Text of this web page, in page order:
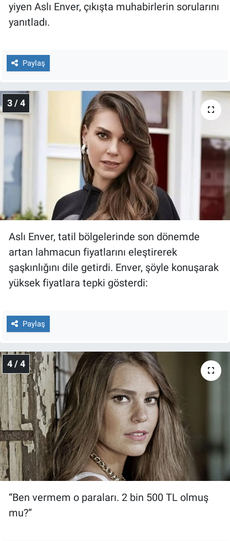
yiyen Aslı Enver, çıkışta muhabirlerin sorularını
yanıtladı.
Paylaş
3 / 4
Aslı Enver, tatil bölgelerinde son dönemde
artan lahmacun fiyatlarını eleştirerek
şaşkınlığını dile getirdi. Enver, şöyle konuşarak
yüksek fiyatlara tepki gösterdi:
Paylaş
4 / 4
“Ben vermem o paraları. 2 bin 500 TL olmuş
mu?”
Türkiye'nin Geleceği
Yerel Gündem
Yerel Yaşam
Canlı Yayın